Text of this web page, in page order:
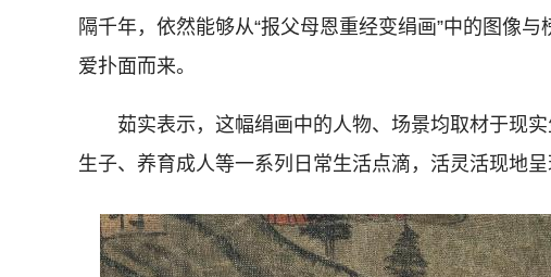
隔千年，依然能够从“报父母恩重经变绢画”中的图像
爱扑面而来。
茹实表示，这幅绢画中的人物、场景均取材于现实
生子、养育成人等一系列日常生活点滴，活灵活现地呈